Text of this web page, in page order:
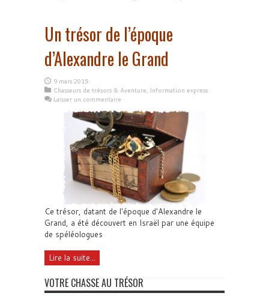
Un trésor de l’époque
d’Alexandre le Grand
9 mars 2015
Chasseurs de trésors & Aventure, Information express
Laisser un commentaire
Ce trésor, datant de l'époque d'Alexandre le
Grand, a été découvert en Israël par une équipe
de spéléologues
Lire la suite...
VOTRE CHASSE AU TRÉSOR